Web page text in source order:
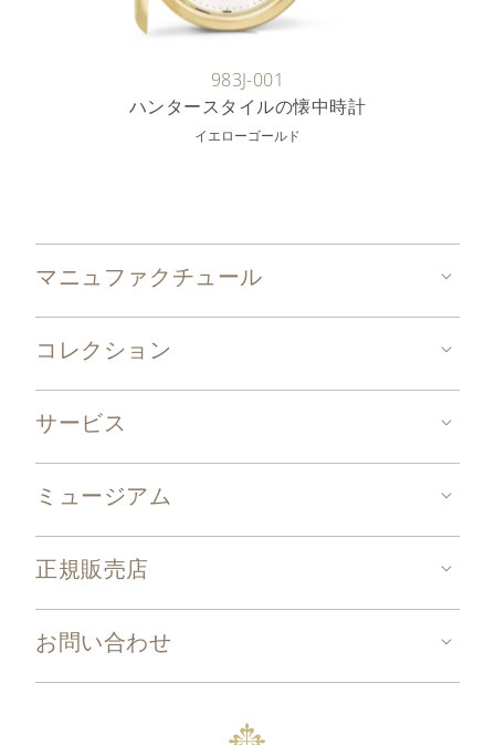
983J-001
ハンタースタイルの懐中時計
イエローゴールド
マニュファクチュール
コレクション
サービス
ミュージアム
正規販売店
お問い合わせ